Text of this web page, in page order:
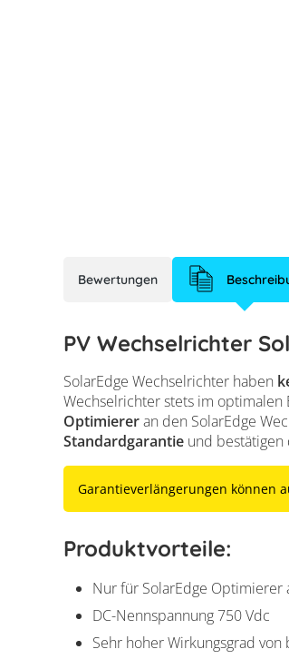
Bewertungen
PV Wechselrichter
SolarEdge Wechselrichter haben
Wechselrichter stets im optimalen
Optimiereran den SolarEdge
Standardgarantieund bestätigen
Garantieverlängerungen können
Produktvorteile:
Nur für SolarEdge Optimierer
DC-Nennspannung 750 Vdc
Sehr hoher Wirkungsgrad von